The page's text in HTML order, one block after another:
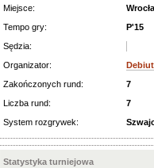
Miejsce:
Tempo gry:
P'15
Sędzia:
Organizator:
Debiut
Zakończonych rund:
7
Liczba rund:
7
System rozgrywek:
Statystyka turniejowa